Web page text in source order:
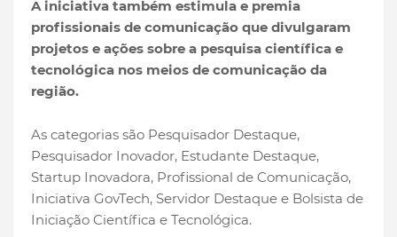
A iniciativa também estimula e premia
profissionais de comunicação que divulgaram
projetos e ações sobre a pesquisa científica e
tecnológica nos meios de comunicação da
região.
As categorias são Pesquisador Destaque,
Pesquisador Inovador, Estudante Destaque,
Startup Inovadora, Profissional de Comunicação,
Iniciativa GovTech, Servidor Destaque e Bolsista de
Iniciação Científica e Tecnológica.